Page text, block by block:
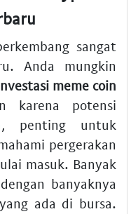
sangat
Anda mungkin
meme coin
karena potensi
penting untuk
pergerakan
masuk. Banyak
banyaknya
yang ada di bursa.